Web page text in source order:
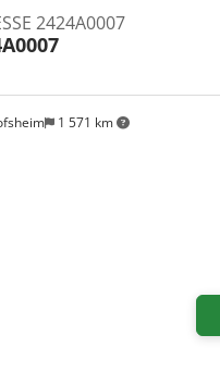
1 571 km
2424A0007